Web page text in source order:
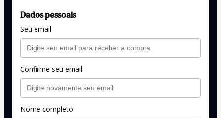
Dados pessoais
Seu email
Confirme seu email
Nome completo